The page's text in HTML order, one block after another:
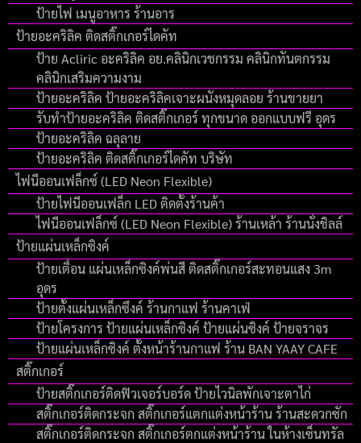
ป้ายไฟ เมนูอาหาร ร้านอาร
ป้ายอะคริลิค ติดสติ๊กเกอร์ไดคัท
ป้าย Acliric อะคริลิค อย.คลินิกเวชกรรม คลินิกทันตกรรม
คลินิกเสริมความงาม
ป้ายอะคริลิค ป้ายอะคริลิคเจาะผนังหมุดลอย ร้านขายยา
รับทำป้ายอะคริลิค ติดสติ๊กเกอร์ ทุกขนาด ออกแบบฟรี อุดร
ป้ายอะคริลิค ฉลุลาย
ป้ายอะคริลิค ติดสติ๊กเกอร์ไดคัท บริษัท
ไฟนีออนเฟล็กซ์ (LED Neon Flexible)
ป้ายไฟนีออนเฟล็ก LED ติดตั้งร้านค้า
ไฟนีออนเฟล็กซ์ (LED Neon Flexible) ร้านเหล้า ร้านนั่งชิลล์
ป้ายแผ่นเหล็กซิงค์
ป้ายเตื่อน แผ่นเหล็กซิงค์พ่นสี ติดสติ๊กเกอร์สะทอนแสง 3m
อุดร
ป้ายตั้งแผ่นเหล็กซึงค์ ร้านกาแฟ ร้านคาเฟ่
ป้ายโครงการ ป้ายแผ่นเหล็กซิงค์ ป้ายแผ่นซิงค์ ป้ายจราจร
ป้ายแผ่นเหล็กซิงค์ ตั้งหน้าร้านกาแฟ ร้าน BAN YAAY CAFE
สติ๊กเกอร์
ป้ายสติ๊กเกอร์ติดฟิวเจอร์บอร์ด ป้ายไวนิลพักเจาะตาไก่
สติ๊กเกอร์ติดกระจก สติ๊กเกอร์แตกแต่งหน้าร้าน ร้านสะดวกซัก
สติ๊กเกอร์ติดกระจก สติ๊กเกอร์ตกแต่งหน้าร้าน ในห้างเซ็นทรัล